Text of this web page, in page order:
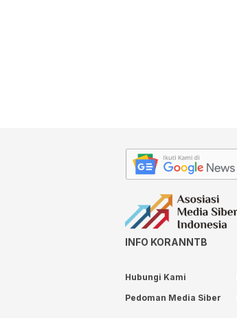
INFO KORANNTB
Hubungi Kami
Pedoman Media Siber